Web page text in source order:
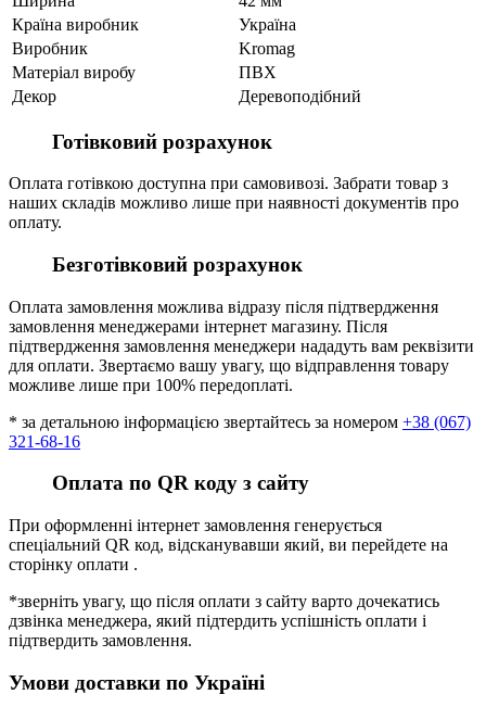
Країна виробник
Україна
Виробник
Kromag
Матеріал виробу
ПВХ
Декор
Деревоподібний
Готівковий розрахунок
Оплата готівкою доступна при самовивозі. Забрати товар з
наших складів можливо лише при наявності документів про
оплату.
Безготівковий розрахунок
Оплата замовлення можлива відразу після підтвердження
замовлення менеджерами інтернет магазину. Після
підтвердження замовлення менеджери нададуть вам реквізити
для оплати. Звертаємо вашу увагу, що відправлення товару
можливе лише при 100% передоплаті.
* за детальною інформацією звертайтесь за номером +38 (067)
321-68-16
Оплата по QR коду з сайту
При оформленні інтернет замовлення генерується
спеціальний QR код, відсканувавши який, ви перейдете на
сторінку оплати .
*зверніть увагу, що після оплати з сайту варто дочекатись
дзвінка менеджера, який підтердить успішність оплати і
підтвердить замовлення.
Умови доставки по Україні